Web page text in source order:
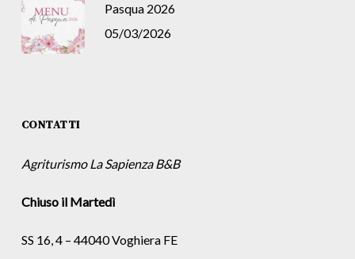
Pasqua 2026
05/03/2026
CONTATTI
Agriturismo La Sapienza B&B
Chiuso il Martedì
SS 16, 4 – 44040 Voghiera FE